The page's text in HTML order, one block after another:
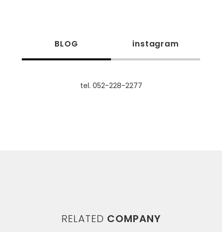
BLOG instagram
tel. 052-228-2277
RELATED COMPANY